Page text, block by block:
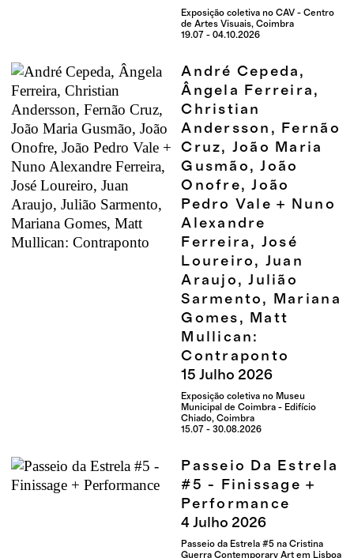
Exposição coletiva no CAV - Centro
de Artes Visuais, Coimbra
19.07 - 04.10.2026
André Cepeda,
Ângela Ferreira,
Christian
Andersson, Fernão
Cruz, João Maria
Gusmão, João
Onofre, João
Pedro Vale + Nuno
Alexandre
Ferreira, José
Loureiro, Juan
Araujo, Julião
Sarmento, Mariana
Gomes, Matt
Mullican:
Contraponto
15 Julho 2026
Exposição coletiva no Museu
Municipal de Coimbra - Edifício
Chiado, Coimbra
15.07 - 30.08.2026
Passeio Da Estrela
#5 - Finissage +
Performance
4 Julho 2026
Passeio da Estrela #5 na Cristina
Guerra Contemporary Art em Lisboa